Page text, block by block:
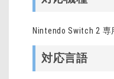
Nintendo Switch 2 専
対応言語